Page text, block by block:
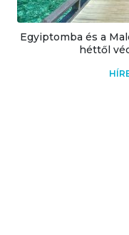
Egyiptomba és a
héttől